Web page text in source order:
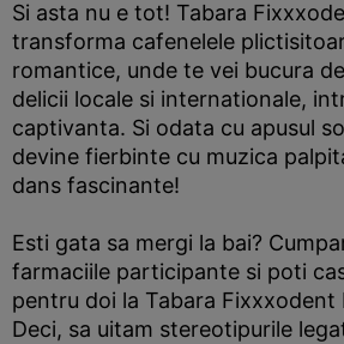
Si asta nu e tot! Tabara
transforma cafenelele
romantice, unde te vei bucura
delicii locale si internationale,
captivanta. Si odata cu apusul
devine fierbinte cu muzica
dans fascinante!
Esti gata sa mergi la bai?
farmaciile participante si poti
pentru doi la Tabara Fixxxodent
Deci, sa uitam stereotipurile